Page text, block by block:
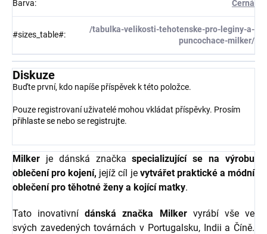
Barva: Černá
#sizes_table#:
/tabulka-velikosti-tehotenske-pro-leginy-a-
puncochace-milker/
Diskuze
Buďte první, kdo napíše příspěvek k této položce.
Pouze registrovaní uživatelé mohou vkládat příspěvky. Prosím
přihlaste se nebo se registrujte.
Milker je dánská značkaspecializující se na výrobu
oblečení pro kojení, jejíž cíl je vytvářet praktické a módní
oblečení pro těhotné ženy a kojící matky.
Tato inovativnídánská značka Milkervyrábí vše ve
svých zavedených továrnách v Portugalsku, Indii a Číně.